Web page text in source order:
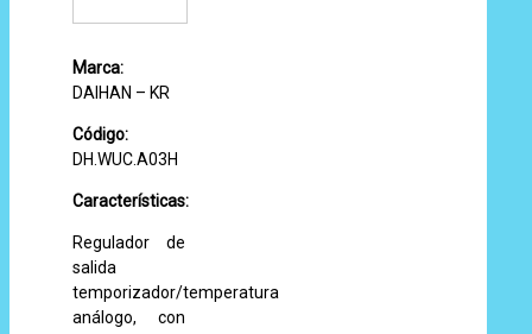
Marca:
DAIHAN – KR
Código:
DH.WUC.A03H
Características:
Regulador de
salida
temporizador/temperatura
análogo, con